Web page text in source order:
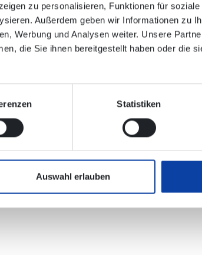
zu personalisieren, Funktionen für
Außerdem geben wir Informationen zu
Werbung und Analysen weiter. Unsere
die Sie ihnen bereitgestellt haben oder die
Statistiken
Auswahl erlauben
enthalten!
Rhein-Mosel